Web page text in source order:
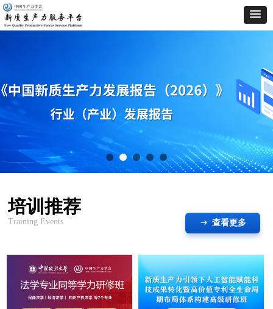
ꁹ 查看更多
培训推荐
Training Events